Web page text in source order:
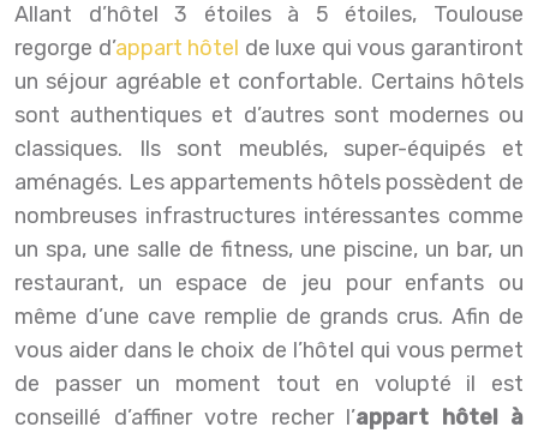
Allant d’hôtel 3 étoiles à 5 étoiles, Toulouse
regorge d’appart hôtel de luxe qui vous garantiront
un séjour agréable et confortable. Certains hôtels
sont authentiques et d’autres sont modernes ou
classiques. Ils sont meublés, super-équipés et
aménagés. Les appartements hôtels possèdent de
nombreuses infrastructures intéressantes comme
un spa, une salle de fitness, une piscine, un bar, un
restaurant, un espace de jeu pour enfants ou
même d’une cave remplie de grands crus. Afin de
vous aider dans le choix de l’hôtel qui vous permet
de passer un moment tout en volupté il est
conseillé d’affiner votre recher l’appart hôtel à